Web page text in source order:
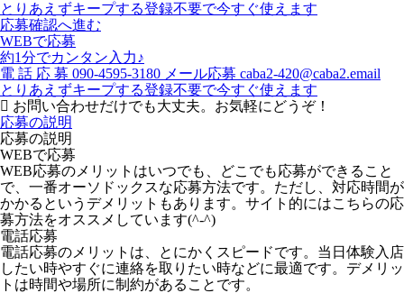
とりあえずキープする登録不要で今すぐ使えます
応募確認へ進む
WEBで応募
約1分でカンタン入力♪
電 話 応 募 090-4595-3180 メール応募 caba2-420@caba2.email
とりあえずキープする登録不要で今すぐ使えます
お問い合わせだけでも大丈夫。お気軽にどうぞ！
応募の説明
応募の説明
WEBで応募
WEB応募のメリットはいつでも、どこでも応募ができること
で、一番オーソドックスな応募方法です。ただし、対応時間が
かかるというデメリットもあります。サイト的にはこちらの応
募方法をオススメしています(^-^)
電話応募
電話応募のメリットは、とにかくスピードです。当日体験入店
したい時やすぐに連絡を取りたい時などに最適です。デメリッ
トは時間や場所に制約があることです。